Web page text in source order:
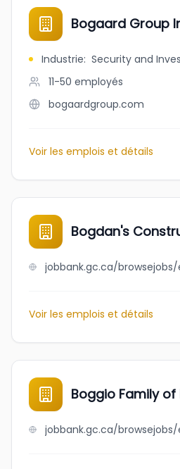
Bogaard Group
Industrie: Security and
11-50 employés
bogaardgroup.com
Voir les emplois et détails
Bogdan's
Voir les emplois et détails
Boggio Family